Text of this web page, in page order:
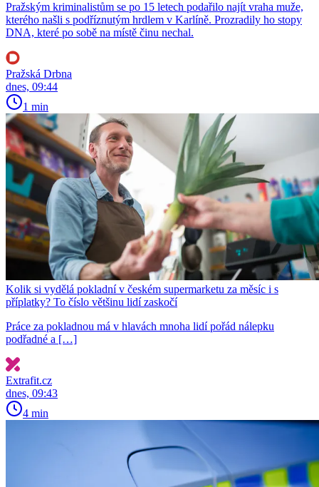
Pražským kriminalistům se po 15 letech podařilo najít vraha muže,
kterého našli s podříznutým hrdlem v Karlíně. Prozradily ho stopy
DNA, které po sobě na místě činu nechal.
Pražská Drbna
dnes, 09:44
1 min
Kolik si vydělá pokladní v českém supermarketu za měsíc i s
příplatky? To číslo většinu lidí zaskočí
Práce za pokladnou má v hlavách mnoha lidí pořád nálepku
podřadné a […]
Extrafit.cz
dnes, 09:43
4 min